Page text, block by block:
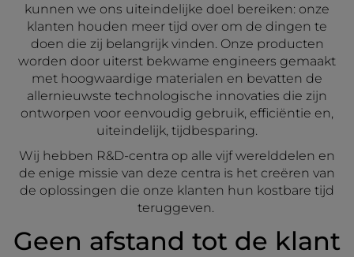
kunnen we ons uiteindelijke doel bereiken: onze
klanten houden meer tijd over om de dingen te
doen die zij belangrijk vinden. Onze producten
worden door uiterst bekwame engineers gemaakt
met hoogwaardige materialen en bevatten de
allernieuwste technologische innovaties die zijn
ontworpen voor eenvoudig gebruik, efficiëntie en,
uiteindelijk, tijdbesparing.
Wij hebben R&D-centra op alle vijf werelddelen en
de enige missie van deze centra is het creëren van
de oplossingen die onze klanten hun kostbare tijd
teruggeven.
Geen afstand tot de klant